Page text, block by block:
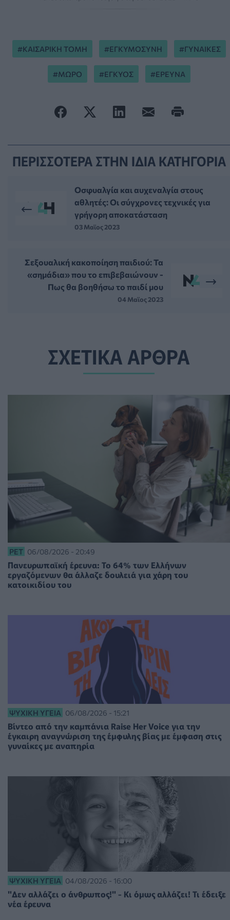
ΚΑΙΣΑΡΙΚΗ ΤΟΜΗ ΕΓΚΥΜΟΣΥΝΗ ΓΥΝΑΙΚΕΣ
ΜΩΡΟ ΕΓΚΥΟΣ ΕΡΕΥΝΑ
ΠΕΡΙΣΣΟΤΕΡΑ ΣΤΗΝ ΙΔΙΑ ΚΑΤΗΓΟΡΙΑ
Οσφυαλγία και αυχεναλγία στους
αθλητές: Οι σύγχρονες τεχνικές για
γρήγορη αποκατάσταση
03 Μαϊος 2023
Σεξουαλική κακοποίηση παιδιού: Τα
«σημάδια» που το επιβεβαιώνουν -
Πως θα βοηθήσω το παιδί μου
04 Μαϊος 2023
ΣΧΕΤΙΚΑ ΑΡΘΡΑ
PET 06/08/2026 - 20:49
Πανευρωπαϊκή έρευνα: Το 64% των Ελλήνων
εργαζόμενων θα άλλαζε δουλειά για χάρη του
κατοικιδίου του
ΨΥΧΙΚΉ ΥΓΕΊΑ 06/08/2026 - 15:21
Βίντεο από την καμπάνια Raise Her Voice για την
έγκαιρη αναγνώριση της έμφυλης βίας με έμφαση στις
γυναίκες με αναπηρία
ΨΥΧΙΚΉ ΥΓΕΊΑ 04/08/2026 - 16:00
"Δεν αλλάζει ο άνθρωπος!" - Κι όμως αλλάζει! Τι έδειξε
νέα έρευνα